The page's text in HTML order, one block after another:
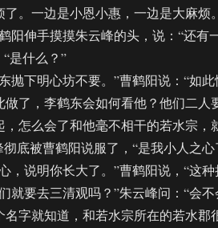
了。一边是小恩小惠，一边是大麻
阳伸手摸摸朱云峰的头，说：“还
是什么？”
下明心坊不要。”曹鹤阳说：“如此
了，李鹤东会如何看他？他们二人
怎么会了和他毫不相干的若水宗，
底被曹鹤阳说服了，“是我小人之心
说明你长大了。”曹鹤阳说，“这种
去三清观吗？”朱云峰问：“会不
字就知道，和若水宗所在的若水郡